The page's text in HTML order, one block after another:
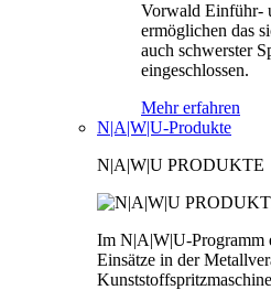
Vorwald Einführ-
ermöglichen das
auch schwerster
eingeschlossen.
Mehr erfahren
N|A|W|U-Produkte
N|A|W|U PRODUKTE
Im N|A|W|U-Programm
Einsätze in der